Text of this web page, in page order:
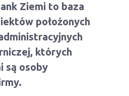
Ziemi to baza
położonych
których
są osoby